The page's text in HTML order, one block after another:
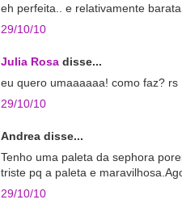
eh perfeita.. e relativamente
29/10/10
Julia Rosa disse...
eu quero umaaaaaa! como faz? rs
29/10/10
Andrea disse...
Tenho uma paleta da sephora
triste pq a paleta e
29/10/10